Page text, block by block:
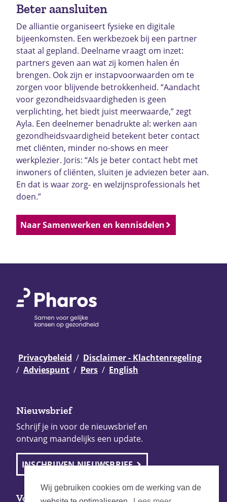
Wij gebruiken cookies om de werking van de
Beter aansluiten
De alliantie organiseert fysieke en digitale
bijeenkomsten. Een werkbezoek bij een partner
staat al gepland. Deelname vraagt om inzet:
partners geven aan wat zij komen halen én
brengen. Ook zijn er instapvoorwaarden om te
zorgen voor blijvende betrokkenheid. “Aandacht
voor gezondheidsvaardigheden is geen
verplichting, het biedt juist meerwaarde,” zegt
Ayla. Een deelnemer benadrukte al: werken aan
gezondheidsvaardigheid betekent beter contact
met cliënten, minder no-shows en meer
werkplezier. Joris: “Als je beter contact hebt met
inwoners of cliënten, sluiten je adviezen beter aan.
En dat is waar zorg- en welzijnsprofessionals het
doen.”
Naar Samenwerken en kennisdelen
Privacybeleid
Disclaimer - Klachtenregeling
Adviespunt
Pers English
Nieuwsbrief
Schrijf je in voor de nieuwsbrief en
ontvang maandelijks een update.
INSCHRIJVEN NIEUWSBRIEF
Volg Pharos